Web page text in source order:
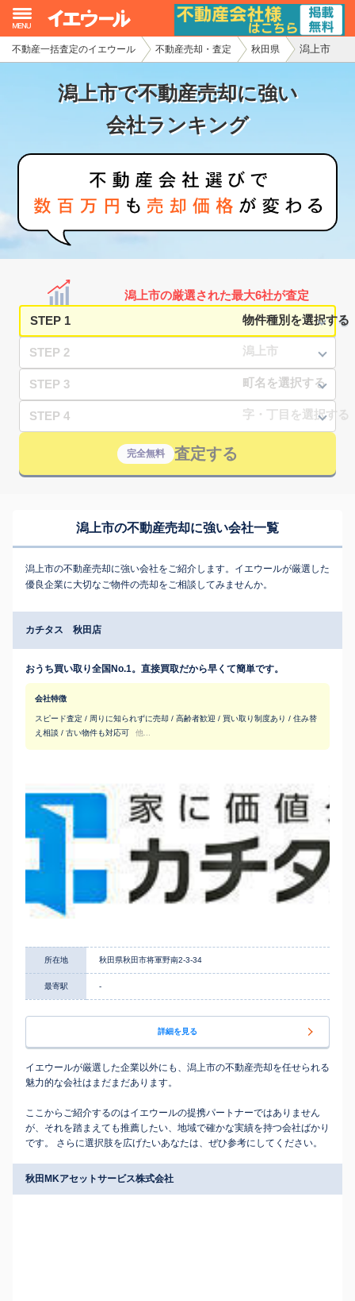
不動産一括査定のイエウール 不動産売却・査定 秋田県 潟上市
潟上市で不動産売却に強い
会社ランキング
潟上市の厳選された最大6社が査定
STEP 1
STEP 2
STEP 3
STEP 4
完全無料 査定する
潟上市の不動産売却に強い会社一覧
潟上市の不動産売却に強い会社をご紹介します。イエウールが厳選した
優良企業に大切なご物件の売却をご相談してみませんか。
カチタス 秋田店
おうち買い取り全国No.1。直接買取だから早くて簡単です。
会社特徴
スピード査定 / 周りに知られずに売却 / 高齢者歓迎 / 買い取り制度あり / 住み替
え相談 / 古い物件も対応可
他...
所在地 秋田県秋田市将軍野南2-3-34
最寄駅 -
詳細を見る
イエウールが厳選した企業以外にも、潟上市の不動産売却を任せられる
魅力的な会社はまだまだあります。
ここからご紹介するのはイエウールの提携パートナーではありません
が、それを踏まえても推薦したい、地域で確かな実績を持つ会社ばかり
です。 さらに選択肢を広げたいあなたは、ぜひ参考にしてください。
秋田MKアセットサービス株式会社
イエウール加盟希望の不動産会社様
初めての方へ
不動産の売却・一括査定
家査定シミュレーター
お問い合わせ